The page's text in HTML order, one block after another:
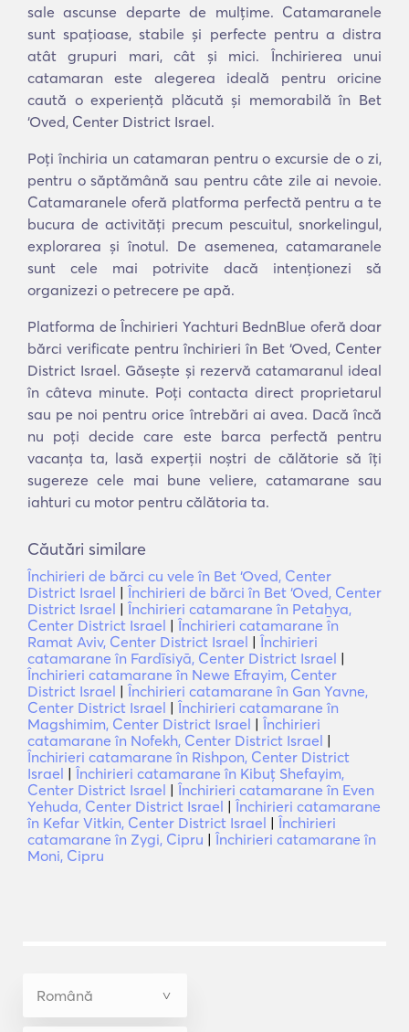
sale ascunse departe de mulțime. Catamaranele
sunt spațioase, stabile și perfecte pentru a distra
atât grupuri mari, cât și mici. Închirierea unui
catamaran este alegerea ideală pentru oricine
caută o experiență plăcută și memorabilă în Bet
‘Oved, Center District Israel.
Poți închiria un catamaran pentru o excursie de o zi,
pentru o săptămână sau pentru câte zile ai nevoie.
Catamaranele oferă platforma perfectă pentru a te
bucura de activități precum pescuitul, snorkelingul,
explorarea și înotul. De asemenea, catamaranele
sunt cele mai potrivite dacă intenționezi să
organizezi o petrecere pe apă.
Platforma de Închirieri Yachturi BednBlue oferă doar
bărci verificate pentru închirieri în Bet ‘Oved, Center
District Israel. Găsește și rezervă catamaranul ideal
în câteva minute. Poți contacta direct proprietarul
sau pe noi pentru orice întrebări ai avea. Dacă încă
nu poți decide care este barca perfectă pentru
vacanța ta, lasă experții noștri de călătorie să îți
sugereze cele mai bune veliere, catamarane sau
iahturi cu motor pentru călătoria ta.
Căutări similare
Închirieri de bărci cu vele în Bet ‘Oved, Center
District Israel | Închirieri de bărci în Bet ‘Oved, Center
District Israel | Închirieri catamarane în Petaẖya,
Center District Israel | Închirieri catamarane în
Ramat Aviv, Center District Israel | Închirieri
catamarane în Fardīsiyā, Center District Israel |
Închirieri catamarane în Newe Efrayim, Center
District Israel | Închirieri catamarane în Gan Yavne,
Center District Israel | Închirieri catamarane în
Magshimim, Center District Israel | Închirieri
catamarane în Nofekh, Center District Israel |
Închirieri catamarane în Rishpon, Center District
Israel | Închirieri catamarane în Kibuţ Shefayim,
Center District Israel | Închirieri catamarane în Even
Yehuda, Center District Israel | Închirieri catamarane
în Kefar Vitkin, Center District Israel | Închirieri
catamarane în Zygi, Cipru | Închirieri catamarane în
Moni, Cipru